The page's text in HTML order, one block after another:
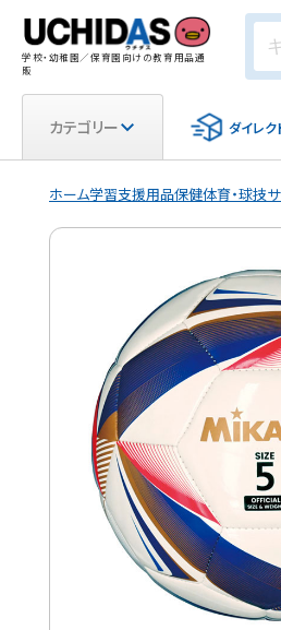
学校・幼稚園／保育園向けの教育用品通
販
カテゴリー ダイレク
ホーム学習支援用品保健体育・球技